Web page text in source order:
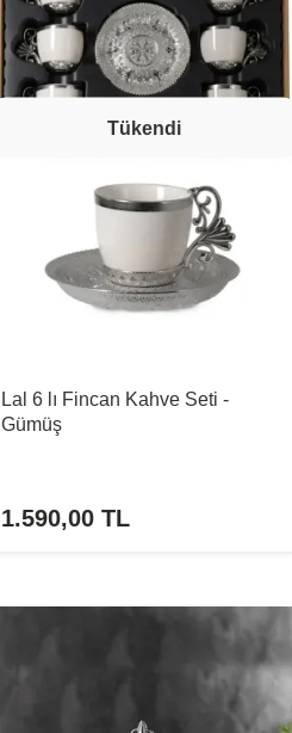
Tükendi
Lal 6 lı Fincan Kahve Seti -
Gümüş
1.590,00 TL